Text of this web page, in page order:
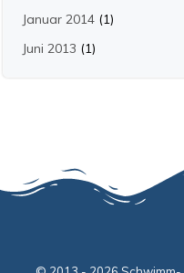
Januar 2014 (1)
Juni 2013 (1)